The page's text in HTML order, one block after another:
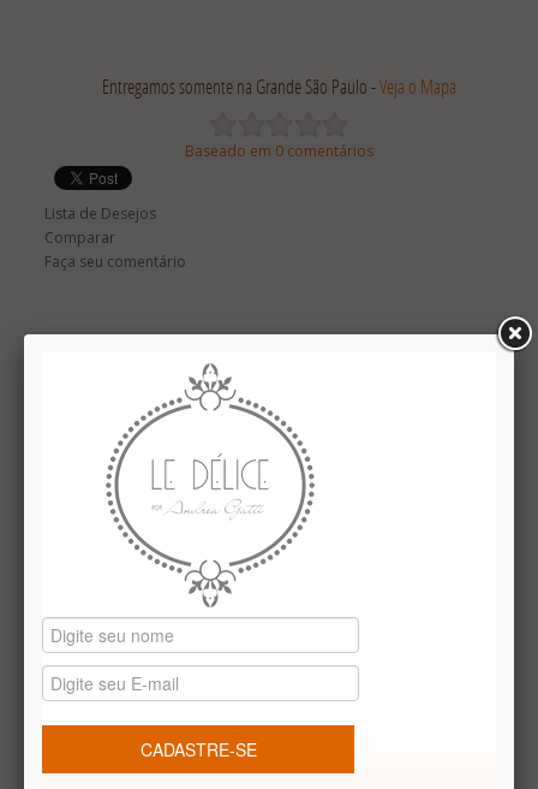
Entregamos somente na Grande São Paulo -Veja o Mapa
Baseado em 0 comentários
Lista de Desejos
Comparar
Faça seu comentário
Comentários (0)
Caixa Cartonada com tag natalina Merry Christmas contendo
4 variedades de bombons feitos com chocolate belga
Validade: 30 dias
Receba Promoções Exclusivas